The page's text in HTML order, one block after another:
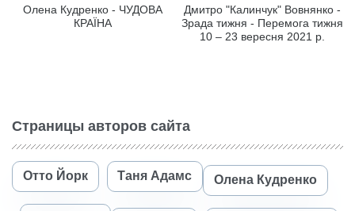
Олена Кудренко - ЧУДОВА
КРАЇНА
Дмитро "Калинчук" Вовнянко -
Зрада тижня - Перемога тижня
10 – 23 вересня 2021 р.
Страницы авторов сайта
Отто Йорк Таня Адамс Олена Кудренко